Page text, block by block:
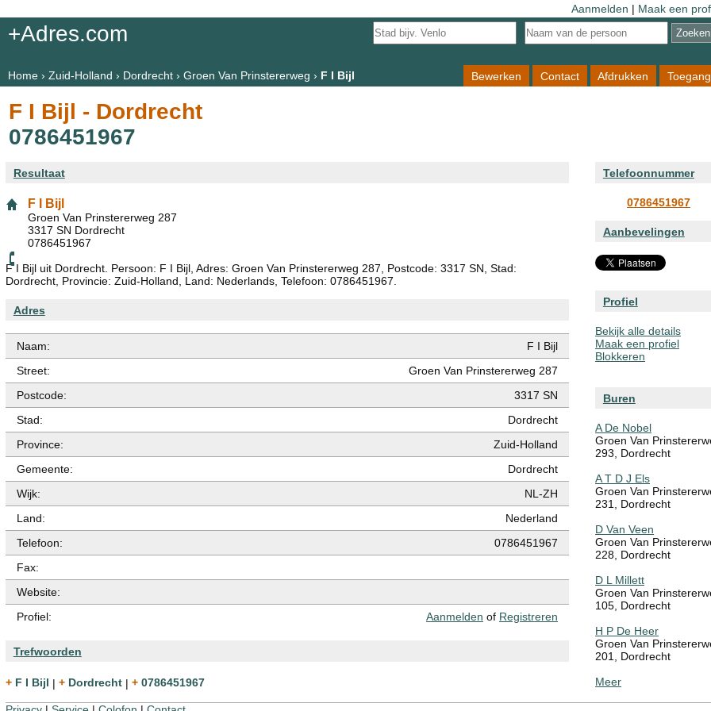
Aanmelden | Maak een
+Adres.com
Home› Zuid-Holland › Dordrecht› Groen Van Prinstererweg › F I Bijl Bewerken Contact Afdrukken Toegang
F I Bijl - Dordrecht
0786451967
Resultaat
F I Bijl
Groen Van Prinstererweg 287
3317 SN Dordrecht
0786451967
F I Bijl uit Dordrecht. Persoon: F I Bijl, Adres: Groen Van Prinstererweg 287, Postcode: 3317 SN, Stad:
Dordrecht, Provincie: Zuid-Holland, Land: Nederlands, Telefoon: 0786451967.
Adres
Naam:
F I Bijl
Street:
Groen Van Prinstererweg 287
Postcode:
3317 SN
Stad:
Dordrecht
Province:
Zuid-Holland
Gemeente:
Dordrecht
Wijk:
NL-ZH
Land:
Nederland
Telefoon:
0786451967
Fax:
Website:
Profiel:
Aanmelden of Registreren
Trefwoorden
+ F I Bijl | + Dordrecht | + 0786451967
Telefoonnummer
0786451967
Aanbevelingen
Profiel
Bekijk alle details
Maak een profiel
Blokkeren
Buren
A De Nobel
Groen Van
293, Dordrecht
A T D J Els
Groen Van
231, Dordrecht
D Van Veen
Groen Van
228, Dordrecht
D L Millett
Groen Van
105, Dordrecht
H P De Heer
Groen Van
201, Dordrecht
Meer